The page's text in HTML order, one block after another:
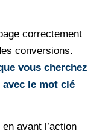
correctement
conversions.
vous cherchez
le mot clé
avant l’action